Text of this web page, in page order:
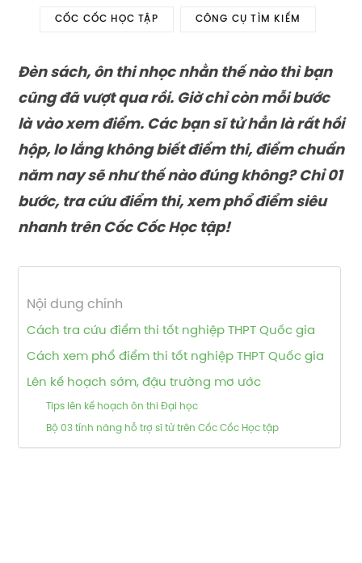
CỐC CỐC HỌC TẬP CÔNG CỤ TÌM KIẾM
Đèn sách, ôn thi nhọc nhằn thế nào thì bạn
cũng đã vượt qua rồi. Giờ chỉ còn mỗi bước
là vào xem điểm. Các bạn sĩ tử hẳn là rất hồi
hộp, lo lắng không biết điểm thi, điểm chuẩn
năm nay sẽ như thế nào đúng không? Chỉ 01
bước, tra cứu điểm thi, xem phổ điểm siêu
nhanh trên Cốc Cốc Học tập!
Nội dung chính
Cách tra cứu điểm thi tốt nghiệp THPT Quốc gia
Cách xem phổ điểm thi tốt nghiệp THPT Quốc gia
Lên kế hoạch sớm, đậu trường mơ ước
Tips lên kế hoạch ôn thi Đại học
Bộ 03 tính năng hỗ trợ sĩ tử trên Cốc Cốc Học tập